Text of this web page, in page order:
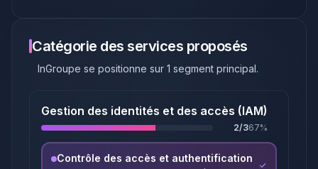
Catégorie des services proposés
InGroupe se positionne sur 1 segment principal.
Gestion des identités et des accès (IAM)
2/367%
Contrôle des accès et authentification